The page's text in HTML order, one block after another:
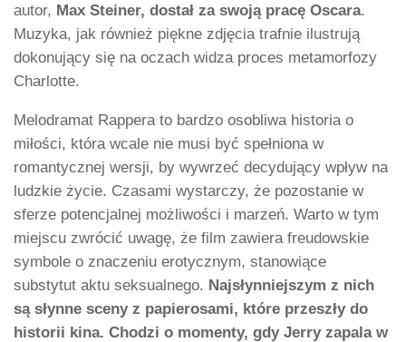
autor, Max Steiner, dostał za swoją pracę Oscara.
Muzyka, jak również piękne zdjęcia trafnie ilustrują
dokonujący się na oczach widza proces metamorfozy
Charlotte.
Melodramat Rappera to bardzo osobliwa historia o
miłości, która wcale nie musi być spełniona w
romantycznej wersji, by wywrzeć decydujący wpływ na
ludzkie życie. Czasami wystarczy, że pozostanie w
sferze potencjalnej możliwości i marzeń. Warto w tym
miejscu zwrócić uwagę, że film zawiera freudowskie
symbole o znaczeniu erotycznym, stanowiące
substytut aktu seksualnego. Najsłynniejszym z nich
są słynne sceny z papierosami, które przeszły do
historii kina. Chodzi o momenty, gdy Jerry zapala w